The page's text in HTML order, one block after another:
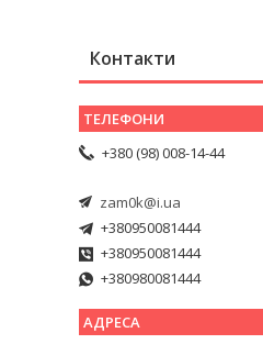
Контакти
+380 (98) 008-14-44
zam0k@i.ua
+380950081444
+380950081444
+380980081444